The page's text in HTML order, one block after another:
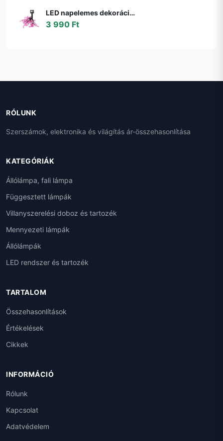
LED napelemes dekorációs lánc 10xLED/1,2V 300mAh 3,8m IP44 flamingó 311535
3 990 Ft
RÓLUNK
Szerszámok, elektronika és világítás ár-összehasonlítása
KATEGÓRIÁK
Állólámpa, fali lámpa
Függesztett lámpák
Villanyszerelési doboz és tartozék
Mennyezeti lámpák
Állólámpák
LED rendszer és tartozék
TARTALOM
Összehasonlítások
Értékelések
Cikkek
INFORMÁCIÓ
Rólunk
Kapcsolat
Adatvédelem